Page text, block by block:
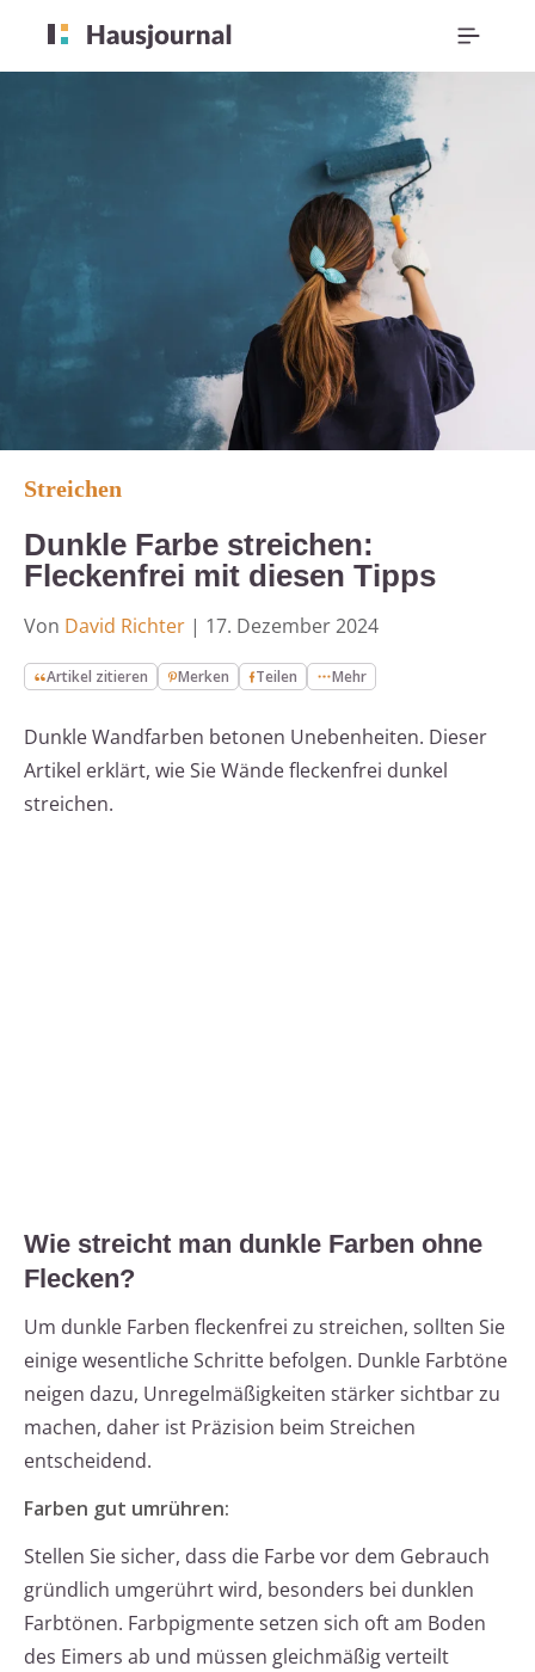
Streichen
Dunkle Farbe streichen:
Fleckenfrei mit diesen Tipps
Von David Richter | 17. Dezember 2024
Artikel zitieren Merken Teilen Mehr
Dunkle Wandfarben betonen Unebenheiten. Dieser
Artikel erklärt, wie Sie Wände fleckenfrei dunkel
streichen.
Wie streicht man dunkle Farben ohne
Flecken?
Um dunkle Farben fleckenfrei zu streichen, sollten Sie
einige wesentliche Schritte befolgen. Dunkle Farbtöne
neigen dazu, Unregelmäßigkeiten stärker sichtbar zu
machen, daher ist Präzision beim Streichen
entscheidend.
Farben gut umrühren:
Stellen Sie sicher, dass die Farbe vor dem Gebrauch
gründlich umgerührt wird, besonders bei dunklen
Farbtönen. Farbpigmente setzen sich oft am Boden
des Eimers ab und müssen gleichmäßig verteilt